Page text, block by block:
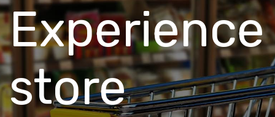
Experience
store